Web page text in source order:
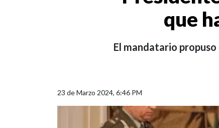
que
El mandatario propuso
23 de Marzo 2024, 6:46 PM